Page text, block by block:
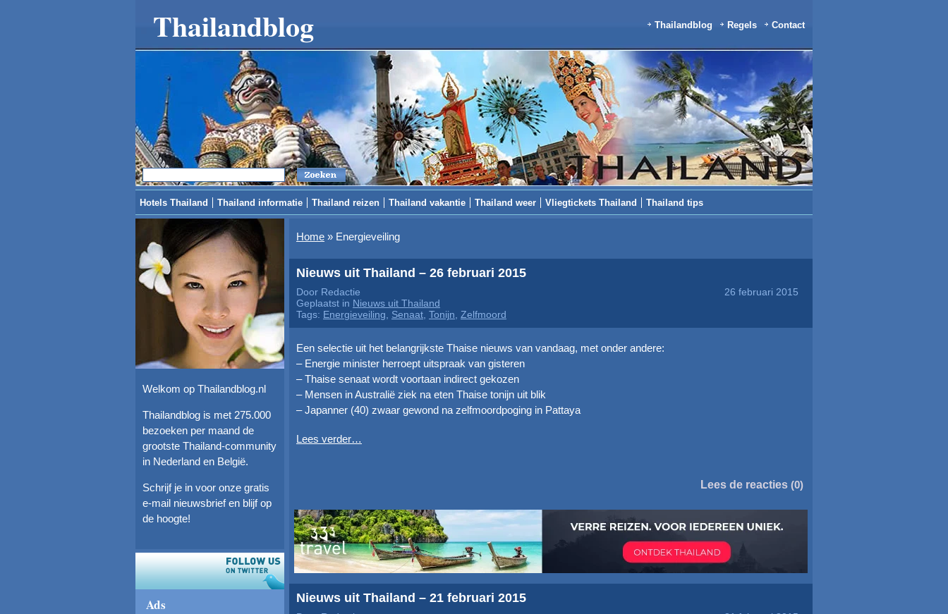
Thailandblog Thailandblog Regels Contact
Hotels Thailand Thailand informatie Thailand reizen Thailand vakantie Thailand weer Vliegtickets Thailand Thailand tips
Welkom op Thailandblog.nl
Thailandblog is met 275.000
bezoeken per maand de
grootste Thailand-community
in Nederland en België.
Schrijf je in voor onze gratis
e-mail nieuwsbrief en blijf op
de hoogte!
Ads
Home » Energieveiling
Nieuws uit Thailand – 26 februari 2015
Door Redactie
Geplaatst in Nieuws uit Thailand
Tags: Energieveiling Senaat Tonijn Zelfmoord
26 februari 2015
Een selectie uit het belangrijkste Thaise nieuws van vandaag, met onder andere:
– Energie minister herroept uitspraak van gisteren
– Thaise senaat wordt voortaan indirect gekozen
– Mensen in Australië ziek na eten Thaise tonijn uit blik
– Japanner (40) zwaar gewond na zelfmoordpoging in Pattaya
Lees verder…
Lees de reacties (0)
Nieuws uit Thailand – 21 februari 2015